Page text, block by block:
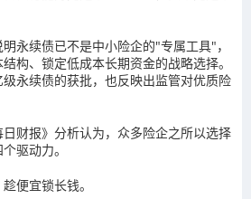
永续债已不是中小险企的"专属工具"，
构、锁定低成本长期资金的战略选择。
永续债的获批，也反映出监管对优质险
财报》分析认为，众多险企之所以选择
驱动力。
便宜锁长钱。